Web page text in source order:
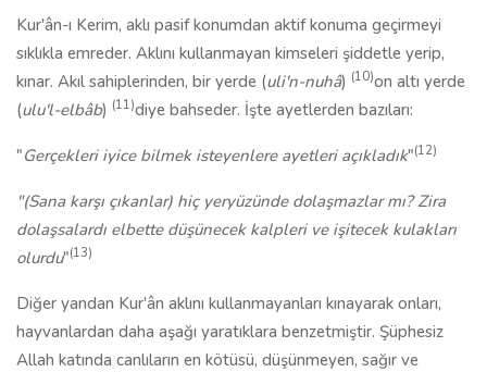
Kur'ân-ı Kerim, aklı pasif konumdan aktif konuma geçirmeyi
sıklıkla emreder. Aklını kullanmayan kimseleri şiddetle yerip,
kınar. Akıl sahiplerinden, bir yerde (uli'n-nuhâ) (10)on altı yerde
(ulu'l-elbâb) (11)diye bahseder. İşte ayetlerden bazıları:
"Gerçekleri iyice bilmek isteyenlere ayetleri açıkladık"(12)
"(Sana karşı çıkanlar) hiç yeryüzünde dolaşmazlar mı? Zira
dolaşsalardı elbette düşünecek kalpleri ve işitecek kulakları
olurdu"(13)
Diğer yandan Kur'ân aklını kullanmayanları kınayarak onları,
hayvanlardan daha aşağı yaratıklara benzetmiştir. Şüphesiz
Allah katında canlıların en kötüsü, düşünmeyen, sağır ve